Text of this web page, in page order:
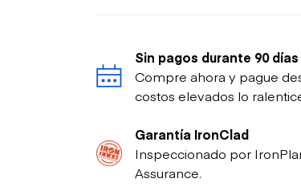
Sin pagos durante 90 días
Compre ahora y pague
costos elevados lo
Garantía IronClad
Inspeccionado por
Assurance.